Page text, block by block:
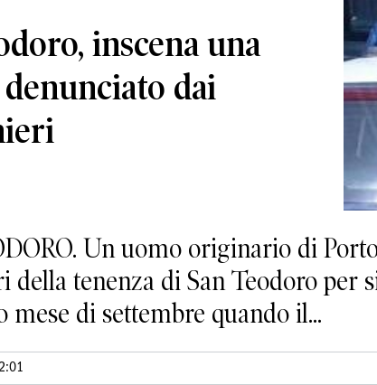
inscena una
dai
Un uomo originario di
della tenenza di San Teodoro per
mese di settembre quando il...